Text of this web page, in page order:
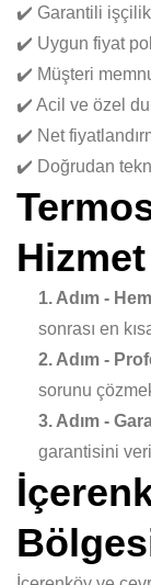
✔️ Garantili
✔️ Uygun fiyat
✔️ Müşteri
✔️ Acil ve özel
✔️ Net
✔️ Doğrudan
1. Adım -
sonrası en
2. Adım -
sorunu
3. Adım -
garantisini